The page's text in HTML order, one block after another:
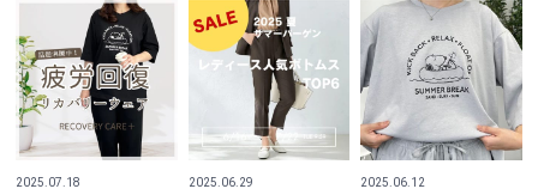
2025.07.18
2025.06.29
2025.06.12